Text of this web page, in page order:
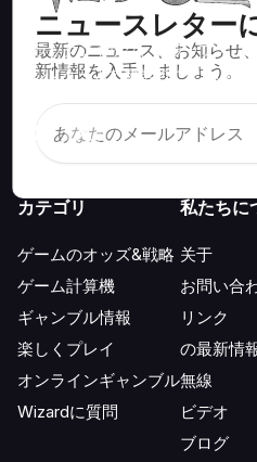
ニュースレター
最新のニュース、お知らせ
新情報を入手しましょう。
ブラックジャック、クラップス、
カジノゲームで数学的に正しい戦
カテゴリ
ゲームのオッズ&戦略
ゲーム計算機
ギャンブル情報
楽しくプレイ
オンラインギャンブル
Wizardに質問
私たちに
关于
お問い合
リンク
の最新情
無線
ビデオ
ブログ